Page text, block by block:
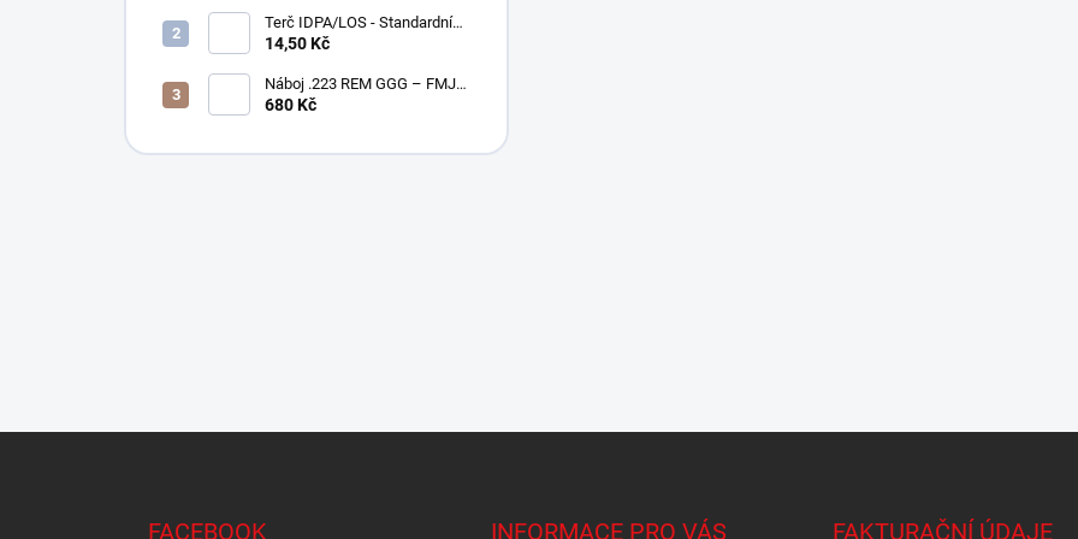
Terč IDPA/LOS - Standardní
velikost
14,50 Kč
Náboj .223 REM GGG – FMJ
55gr / PAPÍROVÉ BALENÍ
680 Kč
FACEBOOK INFORMACE PRO VÁS FAKTURAČNÍ ÚDAJE